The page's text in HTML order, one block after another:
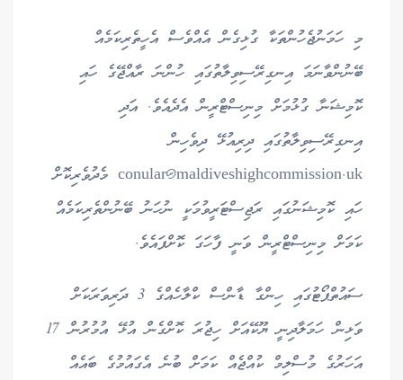
މި ހަމަނުޖެހުންތަކާ ގުޅިގެން އެއްވެސް އެހީތެރިކަމެއް
ބޭނުންވާނަމަ އިނގިރޭސިވިލާތުގައި ހުންނަ ރާއްޖޭގެ ހައި
ކޮމިޝަނާ ގުޅުމަށް މިނިސްޓްރީން އެދެއެވެ. އަދި
އިނގިރޭސިވިލާތުގައި ދިރިއުޅޭ ދިވެހިން
conular@maldiveshighcommission.uk މެދުވެރިކޮށް
ހައި ކޮމިޝަނުގައި ރަޖިސްޓަރީވުމަކީ ނުހަނު ބޭނުންތެރިކަމެއް
ކަމަށް މިނިސްޓްރީން ވަނީ ފާހަގަ ކޮށްފައެވެ.
ސައުތްޕޯޓުގައި ހިންގާ ޑާންސް ކްލާހެއްގެ 3 ދަރިވަރަކަށް
ވަޅިން ހަމަލާދިނީ ޔޫކޭއަށް ހިޖުރަ ކޮށްގެން އުޅޭ އުމުރުން 17
އަހަރުގެ މުސްލިމް ކުއްޖެއް ކަމަށް ބުނެ އެގައުމުގެ ބައެއް